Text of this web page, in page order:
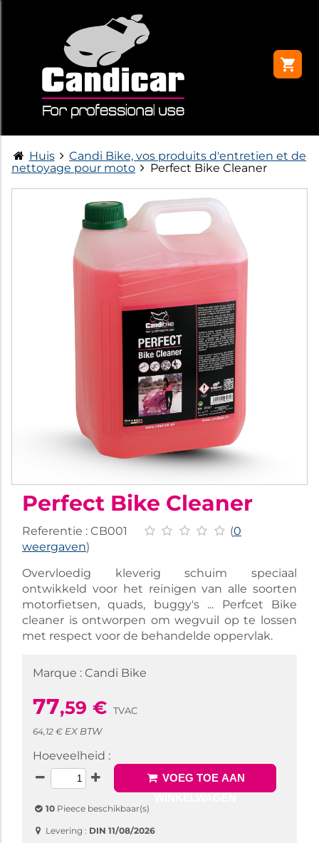
Huis
Candi Bike, vos produits d'entretien et de
nettoyage pour moto
Perfect Bike Cleaner
Perfect Bike Cleaner
Referentie : CB001 (0
weergaven)
Overvloedig kleverig schuim speciaal
ontwikkeld voor het reinigen van alle soorten
motorfietsen, quads, buggy's ... Perfcet Bike
cleaner is ontworpen om wegvuil op te lossen
met respect voor de behandelde oppervlak.
Marque : Candi Bike
77,59 € TVAC
64,12 € EX BTW
Hoeveelheid :
VOEG TOE AAN
10 Pieece beschikbaar(s)
Levering : DIN 11/08/2026